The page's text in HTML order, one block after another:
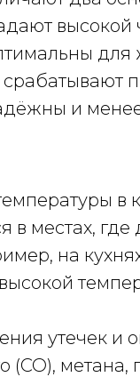
высокой
и
в
в местах,
на
утечек и
(CO),